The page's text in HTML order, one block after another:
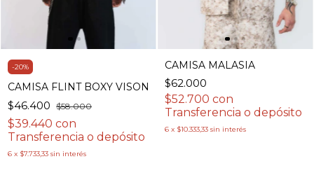
-20%
CAMISA FLINT BOXY VISON
$46.400 $58.000
$39.440 con
Transferencia o depósito
6 x $7.733,33 sin interés
CAMISA MALASIA
$62.000
$52.700 con
Transferencia o depósito
6 x $10.333,33 sin interés